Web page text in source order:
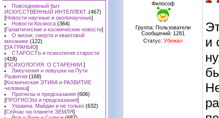
Повседневный быт.
ИСКУССТВЕННЫЙ ИНТЕЛЛЕКТ. (467)
[Новости научные и околонаучные]
Новости Космоса (364)
[Галактические и космические новости]
О жизни, смерти и квантовой
механике (122)
[ЗА ГРАНЬЮ]
СТАРОСТЬ и психология старости
(418)
[ПСИХОЛОГИЯ. О СТАРЕНИИ. ]
Лжеучения и ловушки на Пути
Развития (168)
[Космическая ЭТИКА и РАЗВИТИЕ
человека]
Прогнозы и предсказания (606)
[ПРОГНОЗЫ и предсказания]
Украина. Майдан и не только (632)
[Сейчас на планете ЗЕМЛЯ]
Философ
Группа: Пользователи
Сообщений: 1281
Статус: Убежал
и